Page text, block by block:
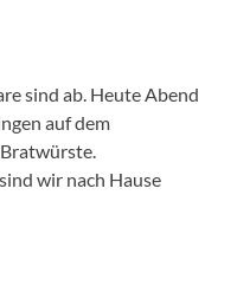
sind ab. Heute Abend
auf dem
wir nach Hause